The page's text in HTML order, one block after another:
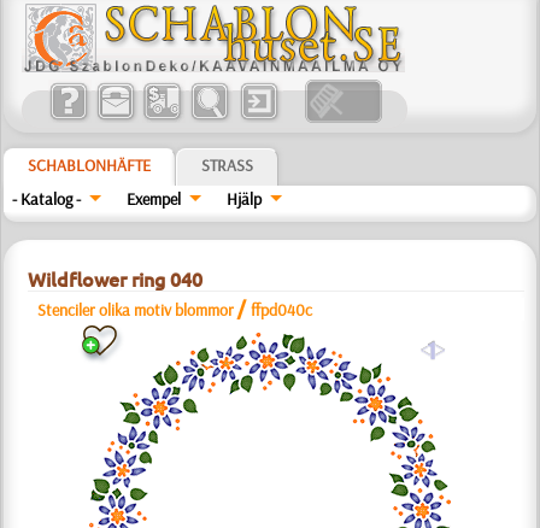
SCHABLONHÄFTE
STRASS
- Katalog -
Exempel Hjälp
Wildflower ring 040
Stenciler olika motiv blommor /ffpd040c
a